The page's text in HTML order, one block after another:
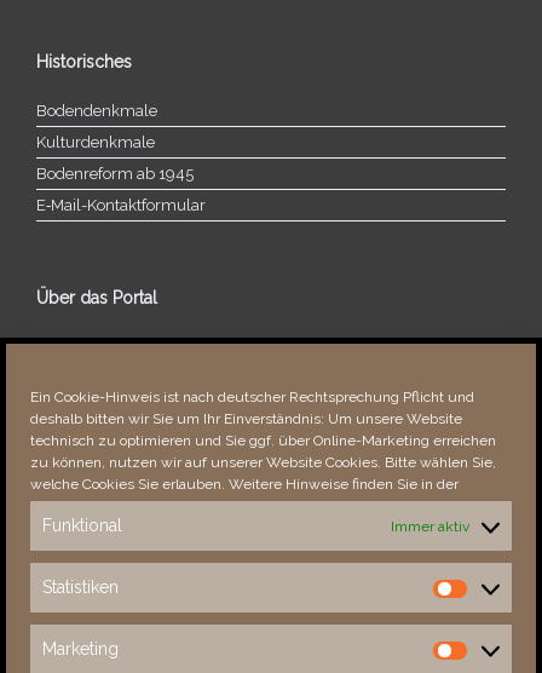
Ein Cookie-Hinweis ist nach deutscher Rechtsprechung Pflicht und
deshalb bitten wir Sie um Ihr Einverständnis: Um unsere Website
technisch zu optimieren und Sie ggf. über Online-Marketing erreichen
zu können, nutzen wir auf unserer Website Cookies. Bitte wählen Sie,
welche Cookies Sie erlauben. Weitere Hinweise finden Sie in der
Funktional Immer aktiv
Statistiken
Statistiken
Marketing
Marketing
Historisches
Bodendenkmale
Kulturdenkmale
Bodenreform ab 1945
E‑Mail-​​Kontaktformular
Über das Portal
Über dieses Portal
Fehler bemerkt?
Besucher seit 08/​2021
This Week
34035